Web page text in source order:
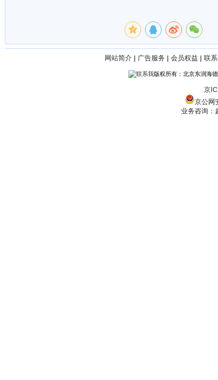
网站简介 | 广告服务 | 会员权益 | 联
版权所有：北京东润海
京
京公网
业务咨询：